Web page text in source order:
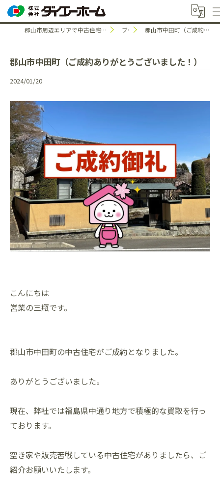
郡山市周辺エリアで中古住宅のことなら株式会社ダイエーホーム ブログ 郡山市中田町（ご成約ありがとうございました！）
郡山市中田町（ご成約ありがとうございました！）
2024/01/20
こんにちは
営業の三瓶です。
郡山市中田町の中古住宅がご成約となりました。
ありがとうございました。
現在、弊社では福島県中通り地方で積極的な買取を行っ
ております。
空き家や販売苦戦している中古住宅がありましたら、ご
紹介お願いいたします。